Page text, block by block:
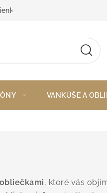
ochrany osobných údajov
VANKÚŠE A
, ktoré vás